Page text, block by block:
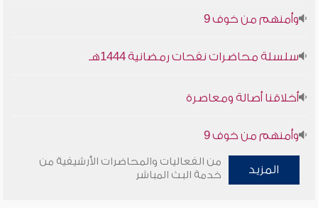
سلسلة محاضرات نفحات رمضانية 1444هـ
المزيد
من الفعاليات والمحاضرات الأرشيفية من
خدمة البث المباشر